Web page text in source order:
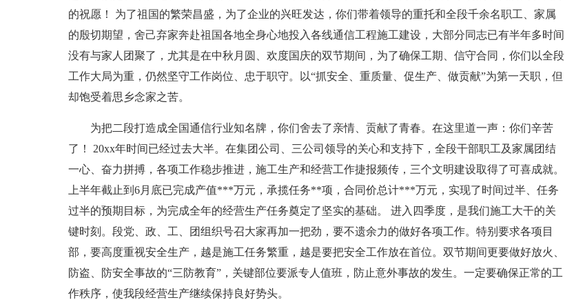
的祝愿！ 为了祖国的繁荣昌盛，为了企业的兴旺发达，你们带着领导的重托和全段千余名职工、家属
的殷切期望，舍己弃家奔赴祖国各地全身心地投入各线通信工程施工建设，大部分同志已有半年多时间
没有与家人团聚了，尤其是在中秋月圆、欢度国庆的双节期间，为了确保工期、信守合同，你们以全段
工作大局为重，仍然坚守工作岗位、忠于职守。以“抓安全、重质量、促生产、做贡献”为第一天职，但
却饱受着思乡念家之苦。
为把二段打造成全国通信行业知名牌，你们舍去了亲情、贡献了青春。在这里道一声：你们辛苦
了！ 20xx年时间已经过去大半。在集团公司、三公司领导的关心和支持下，全段干部职工及家属团结
一心、奋力拼搏，各项工作稳步推进，施工生产和经营工作捷报频传，三个文明建设取得了可喜成就。
上半年截止到6月底已完成产值***万元，承揽任务**项，合同价总计***万元，实现了时间过半、任务
过半的预期目标，为完成全年的经营生产任务奠定了坚实的基础。 进入四季度，是我们施工大干的关
键时刻。段党、政、工、团组织号召大家再加一把劲，要不遗余力的做好各项工作。特别要求各项目
部，要高度重视安全生产，越是施工任务繁重，越是要把安全工作放在首位。双节期间更要做好放火、
防盗、防安全事故的“三防教育”，关键部位要派专人值班，防止意外事故的发生。一定要确保正常的工
作秩序，使我段经营生产继续保持良好势头。